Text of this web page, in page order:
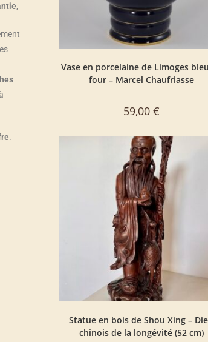
,
.
Vase en porcelaine de Limoges
four – Marcel Chaufriasse
59,00 €
Statue en bois de Shou Xing –
chinois de la longévité (52 cm)